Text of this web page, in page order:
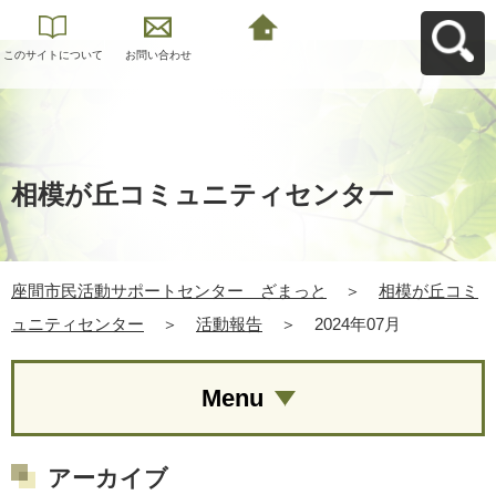
このサイトについて お問い合わせ
相模が丘コミュニティセンター
座間市民活動サポートセンター ざまっと ＞
相模が丘コミ
ュニティセンター
＞ 活動報告 ＞ 2024年07月
Menu
アーカイブ